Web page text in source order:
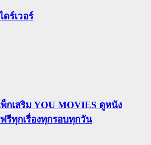
ดร์เวอร์
กเสริม YOU MOVIES ดูหนัง
รีทุกเรื่องทุกรอบทุกวัน